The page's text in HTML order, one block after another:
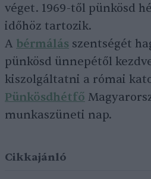
véget. 1969-től pünkösd
időhöz tartozik.
A bérmálás szentségét
pünkösd ünnepétől
kiszolgáltatni a római
Pünkösdhétfő
munkaszüneti nap.
Cikkajánló